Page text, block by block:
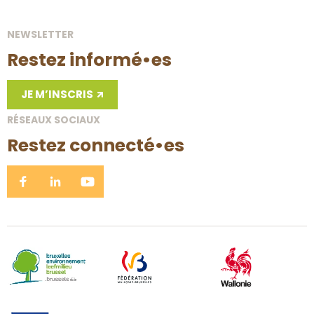
NEWSLETTER
Restez informé•es
JE M’INSCRIS
RÉSEAUX SOCIAUX
Restez connecté•es